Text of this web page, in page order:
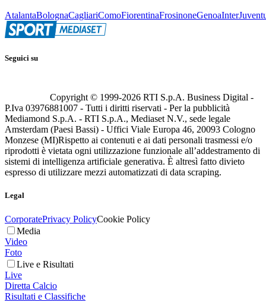
AtalantaBolognaCagliariComoFiorentinaFrosinoneGenoaInter
Seguici su
Copyright © 1999-2026 RTI S.p.A. Business Digital -
P.Iva 03976881007 - Tutti i diritti riservati - Per la pubblicità
Mediamond S.p.A. - RTI S.p.A., Mediaset N.V., sede legale
Amsterdam (Paesi Bassi) - Uffici Viale Europa 46, 20093 Cologno
Monzese (MI)Rispetto ai contenuti e ai dati personali trasmessi e/o
riprodotti è vietata ogni utilizzazione funzionale all’addestramento di
sistemi di intelligenza artificiale generativa. È altresì fatto divieto
espresso di utilizzare mezzi automatizzati di data scraping.
Legal
CorporatePrivacy PolicyCookie Policy
Media
Video
Foto
Live e Risultati
Live
Diretta Calcio
Risultati e Classifiche